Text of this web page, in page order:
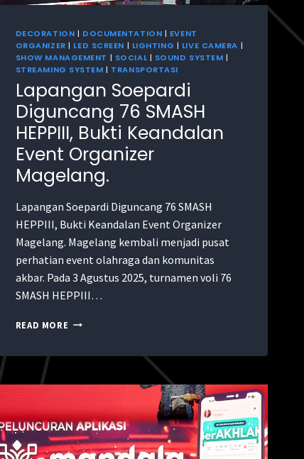
DECORATION | DOCUMENTATION | EVENT
ORGANIZER | LED SCREEN | LIGHTING | LIVE CAMERA |
SHOW MANAGEMENT | SOCIAL| SOUND SYSTEM |
STREAMING SYSTEM | TRANSPORTASI
Lapangan Soepardi
Diguncang 76 SMASH
HEPPIII, Bukti Keandalan
Event Organizer
Magelang.
Lapangan Soepardi Diguncang 76 SMASH
HEPPIII, Bukti Keandalan Event Organizer
Magelang. Magelang kembali menjadi pusat
perhatian event olahraga dan komunitas
akbar. Pada 3 Agustus 2025, turnamen voli 76
SMASH HEPPIII…
READ MORE